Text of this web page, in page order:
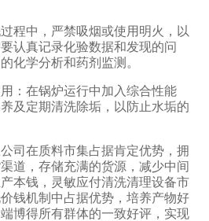
程中，‌严禁吸烟或使用明火，‌以
认真记录化验数据和发现的问
化学分析和药剂监测。
：‌在锅炉运行中加入综合性能
及定期清洗除垢，‌以防止水垢的
司在质料市集占据肯定优势，拥
道，存储充满的货源，减少中间
本钱，灵敏应付清洗清理设备市
钱机制中占据优势，培养产物好
博得所有群体的一致好评，实现